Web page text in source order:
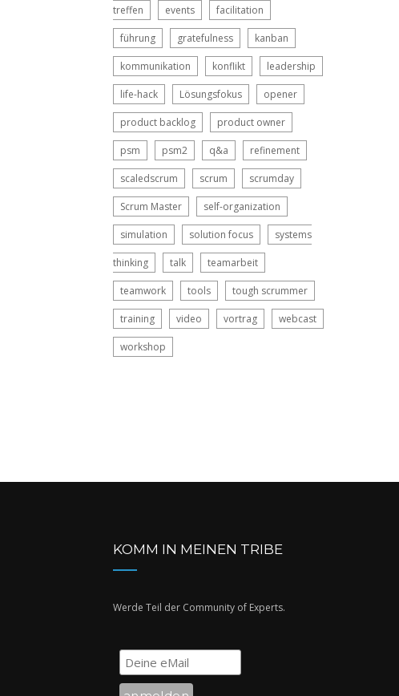
treffen events facilitation
führung gratefulness kanban
kommunikation konflikt leadership
life-hack Lösungsfokus opener
product backlog product owner
psm psm2 q&a refinement
scaledscrum scrum scrumday
Scrum Master self-organization
simulation solution focus systems
thinking talk teamarbeit
teamwork tools tough scrummer
training video vortrag webcast
workshop
KOMM IN MEINEN TRIBE
Werde Teil der Community of Experts.